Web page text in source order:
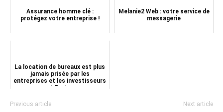
Assurance homme clé :
protégez votre entreprise !
Melanie2 Web : votre service de
messagerie
La location de bureaux est plus
jamais prisée par les
entreprises et les investisseurs
à Paris
Previous article Next article